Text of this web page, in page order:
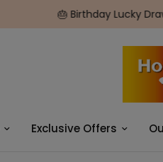
🎂 Birthday Lucky Draw
Exclusive Offers